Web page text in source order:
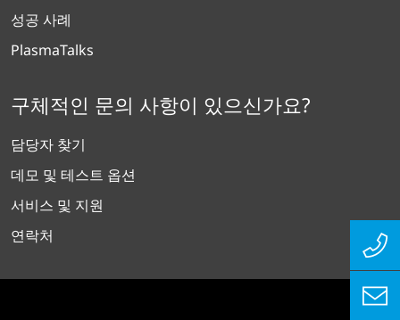
성공 사례
PlasmaTalks
구체적인 문의 사항이 있으신가요?
담당자 찾기
데모 및 테스트 옵션
서비스 및 지원
연락처